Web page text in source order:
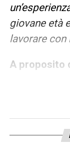
giovane età
lavorare con
A proposito
Jesús ha
essere qui
massimo